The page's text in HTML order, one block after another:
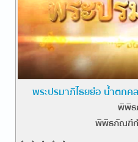
พระปรมาภิไธยย่อ น้ำตกค
พิพิ
พิพิธภัณฑ์ก